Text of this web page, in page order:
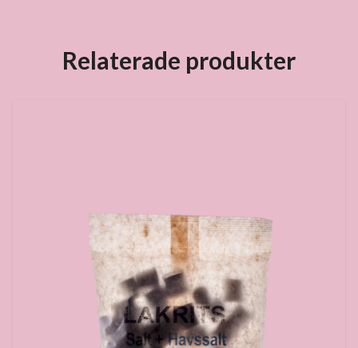
Relaterade produkter